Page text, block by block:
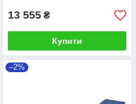
13 555 ₴
Купити
–2%